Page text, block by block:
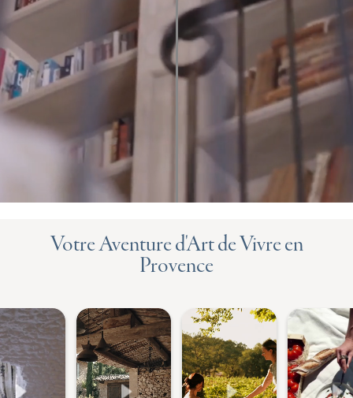
Votre Aventure d'Art de Vivre en
Provence